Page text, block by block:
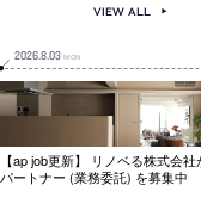
2026.8.03 MON
【ap job更新】 リノベる株式会
パートナー (業務委託) を募集中
VIEW ALL